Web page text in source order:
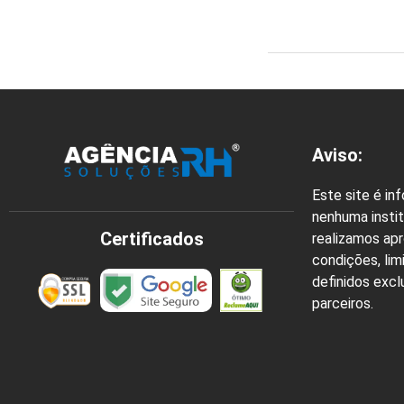
Certificados
Aviso:
Este site é
nenhuma
realizamos
condições,
definidos
parceiros.